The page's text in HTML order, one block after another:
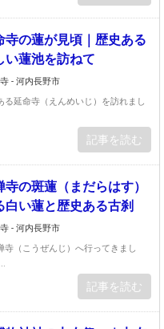
寺の蓮が見頃｜歴史ある
い蓮池を訪ねて
- 河内長野市
延命寺（えんめいじ）を訪れまし
記事を読む
寺の斑蓮（まだらはす）
白い蓮と歴史ある古刹
- 河内長野市
（こうぜんじ）へ行ってきまし
記事を読む